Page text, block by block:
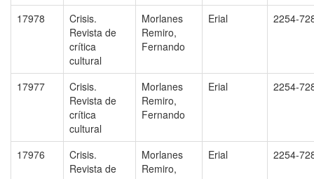
17978
Crisis.
Revista de
crítica
cultural
Morlanes
Remiro,
Fernando
Erial 2254-
17977
Crisis.
Revista de
crítica
cultural
Morlanes
Remiro,
Fernando
Erial 2254-
17976
Crisis.
Revista de
Morlanes
Remiro,
Erial 2254-